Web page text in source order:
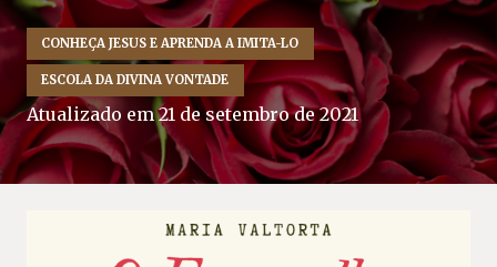
CONHEÇA JESUS E APRENDA A IMITA-LO
ESCOLA DA DIVINA VONTADE
Atualizado em21 de setembro de 2021